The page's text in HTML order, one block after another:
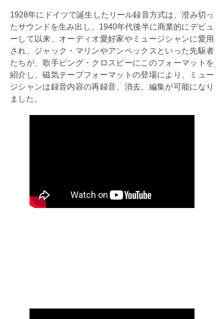
1928年にドイツで誕生したリール録音方式は、澄み切っ
たサウンドを生み出し、1940年代後半に商業的にデビュ
ーして以来、オーディオ愛好家やミュージシャンに愛用
され、ジャック・マリンやアンペックスといった先駆者
たちが、歌手ビング・クロスビーにこのフォーマットを
紹介し、磁気テープフォーマットの登場により、ミュー
ジシャンは録音内容の再録音、消去、編集が可能になり
ました。